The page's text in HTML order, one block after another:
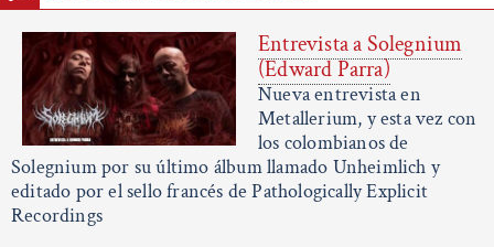
Entrevista a Solegnium
(Edward Parra)
Nueva entrevista en
Metallerium, y esta vez con
los colombianos de
Solegnium por su último álbum llamado Unheimlich y
editado por el sello francés de Pathologically Explicit
Recordings